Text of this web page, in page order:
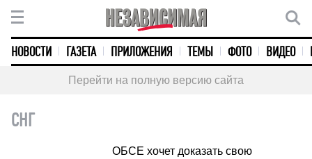
НОВОСТИ ГАЗЕТА ПРИЛОЖЕНИЯ ТЕМЫ ФОТО ВИДЕО
Перейти на полную версию сайта
СНГ
ОБСЕ хочет доказать свою